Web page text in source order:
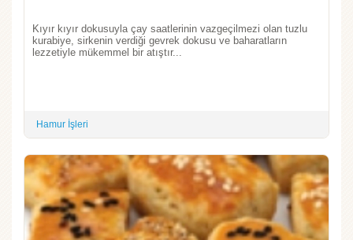
Kıyır kıyır dokusuyla çay saatlerinin vazgeçilmezi olan tuzlu
kurabiye, sirkenin verdiği gevrek dokusu ve baharatların
lezzetiyle mükemmel bir atıştır...
Hamur İşleri